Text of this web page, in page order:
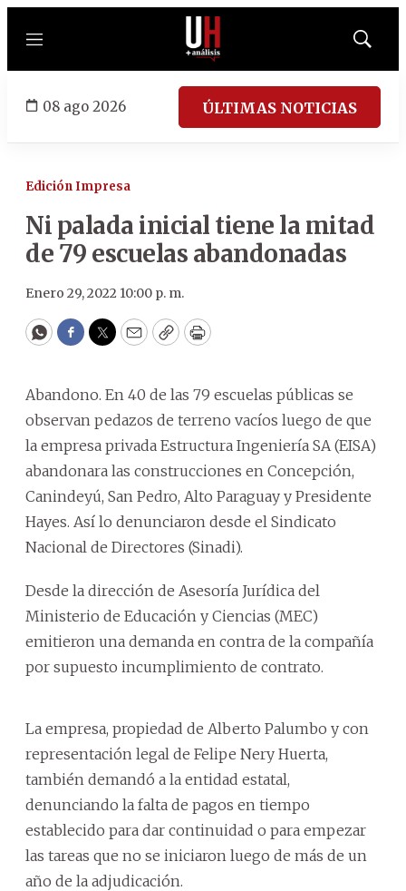
Menú
Mostrar
08 ago 2026 ÚLTIMAS NOTICIAS
Edición Impresa
Ni palada inicial tiene la mitad
de 79 escuelas abandonadas
Enero 29, 2022 10:00 p. m.
WhatsApp
Facebook
Twitter
EmailCopyPrint
Abandono. En 40 de las 79 escuelas públicas se
observan pedazos de terreno vacíos luego de que
la empresa privada Estructura Ingeniería SA (EISA)
abandonara las construcciones en Concepción,
Canindeyú, San Pedro, Alto Paraguay y Presidente
Hayes. Así lo denunciaron desde el Sindicato
Nacional de Directores (Sinadi).
Desde la dirección de Asesoría Jurídica del
Ministerio de Educación y Ciencias (MEC)
emitieron una demanda en contra de la compañía
por supuesto incumplimiento de contrato.
La empresa, propiedad de Alberto Palumbo y con
representación legal de Felipe Nery Huerta,
también demandó a la entidad estatal,
denunciando la falta de pagos en tiempo
establecido para dar continuidad o para empezar
las tareas que no se iniciaron luego de más de un
año de la adjudicación.